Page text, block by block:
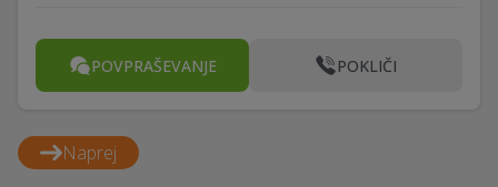
POVPRAŠEVANJE POKLIČI
Naprej